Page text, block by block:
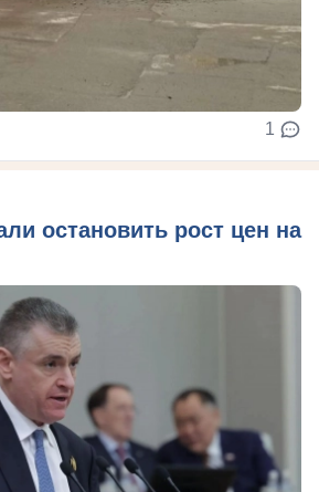
1
остановить рост цен на